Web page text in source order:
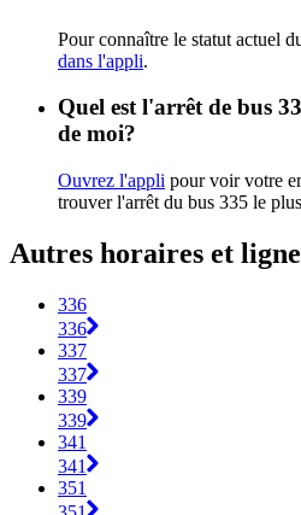
Pour connaître le statut actuel
dans l'appli.
Quel est l'arrêt de bus
de moi?
Ouvrez l'appli pour voir votre
trouver l'arrêt du bus 335 le
Autres horaires et
336
336
337
337
339
339
341
341
351